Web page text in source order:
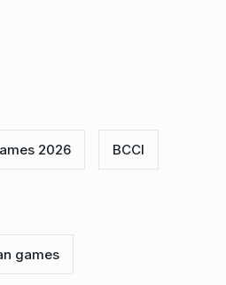
2026 BCCI
games